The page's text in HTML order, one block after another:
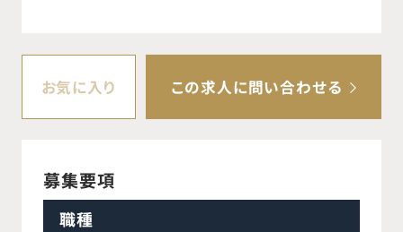
お気に入り この求人に問い合わせる
募集要項
職種